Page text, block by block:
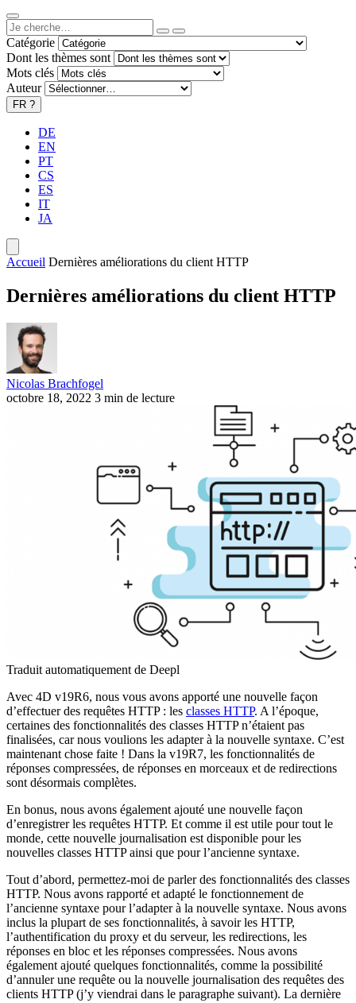
Catégorie
Dont les thèmes sont
Mots clés
Auteur
FR ?
DE
EN
PT
CS
ES
IT
JA
Accueil Dernières améliorations du client HTTP
Dernières améliorations du client HTTP
Nicolas Brachfogel
octobre 18, 2022 3 min de lecture
Traduit automatiquement de Deepl
Avec 4D v19R6, nous vous avons apporté une nouvelle façon
d’effectuer des requêtes HTTP : les classes HTTP. A l’époque,
certaines des fonctionnalités des classes HTTP n’étaient pas
finalisées, car nous voulions les adapter à la nouvelle syntaxe. C’est
maintenant chose faite ! Dans la v19R7, les fonctionnalités de
réponses compressées, de réponses en morceaux et de redirections
sont désormais complètes.
En bonus, nous avons également ajouté une nouvelle façon
d’enregistrer les requêtes HTTP. Et comme il est utile pour tout le
monde, cette nouvelle journalisation est disponible pour les
nouvelles classes HTTP ainsi que pour l’ancienne syntaxe.
Tout d’abord, permettez-moi de parler des fonctionnalités des classes
HTTP. Nous avons rapporté et adapté le fonctionnement de
l’ancienne syntaxe pour l’adapter à la nouvelle syntaxe. Nous avons
inclus la plupart de ses fonctionnalités, à savoir les HTTP,
l’authentification du proxy et du serveur, les redirections, les
réponses en bloc et les réponses compressées. Nous avons
également ajouté quelques fonctionnalités, comme la possibilité
d’annuler une requête ou la nouvelle journalisation des requêtes des
clients HTTP (j’y viendrai dans le paragraphe suivant). La dernière